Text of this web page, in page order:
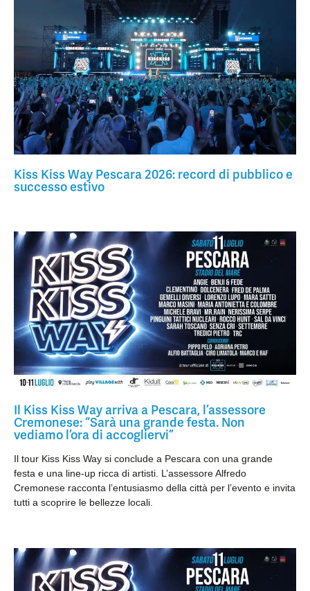
Kiss Kiss Way Pescara 2026: record di pubblico e
successo estivo
Il Kiss Kiss Way arriva a Pescara, l’assessore
Cremonese: “Sarà una grande festa. Non
vediamo l’ora di accogliervi”
Il tour Kiss Kiss Way si conclude a Pescara con una grande
festa e una line-up ricca di artisti. L’assessore Alfredo
Cremonese racconta l’entusiasmo della città per l’evento e invita
tutti a scoprire le bellezze locali.